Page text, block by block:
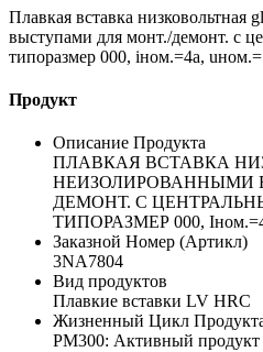
Плавкая вставка низковольтная
выступами для монт./демонт. с
типоразмер 000, iном.=4a,
Продукт
Описание Продукта
ПЛАВКАЯ ВСТАВКА
НЕИЗОЛИРОВАННЫМИ
ДЕМОНТ. С
ТИПОРАЗМЕР 000,
Заказной Номер (Артикл)
3NA7804
Вид продуктов
Плавкие вставки LV HRC
Жизненный Цикл
PM300: Активный продукт